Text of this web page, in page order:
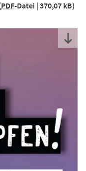
PDF-Datei 370,07 kB